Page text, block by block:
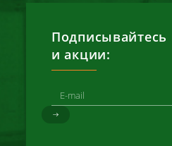
Подписывайтесь
и акции: